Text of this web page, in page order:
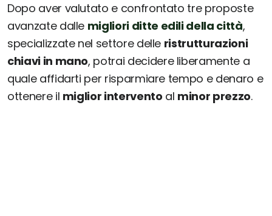
Dopo aver valutato e confrontato tre proposte
avanzate dalle migliori ditte edili della città,
specializzate nel settore delle ristrutturazioni
chiavi in mano, potrai decidere liberamente a
quale affidarti per risparmiare tempo e denaro e
ottenere il miglior intervento al minor prezzo.